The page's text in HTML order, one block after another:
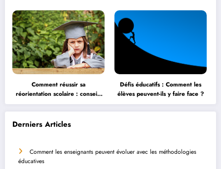
Comment réussir sa
réorientation scolaire : conseils
et astuces
Défis éducatifs : Comment les
élèves peuvent-ils y faire face ?
Derniers Articles
Comment les enseignants peuvent évoluer avec les méthodologies
éducatives